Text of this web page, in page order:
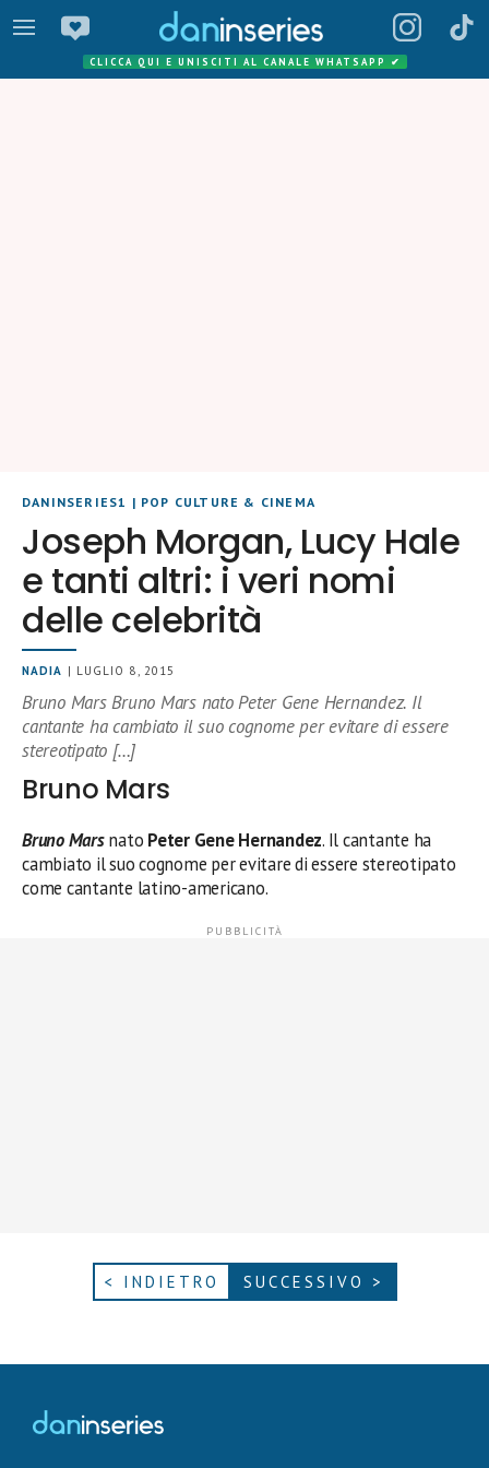
CLICCA QUI E UNISCITI AL CANALE WHATSAPP ✔
DANINSERIES1 | POP CULTURE & CINEMA
Joseph Morgan, Lucy Hale
e tanti altri: i veri nomi
delle celebrità
NADIA | LUGLIO 8, 2015
Bruno Mars Bruno Mars nato Peter Gene Hernandez. Il
cantante ha cambiato il suo cognome per evitare di essere
stereotipato […]
Bruno Mars
Bruno Marsnato Peter Gene Hernandez. Il cantante ha
cambiato il suo cognome per evitare di essere stereotipato
come cantante latino-americano.
< INDIETRO SUCCESSIVO >